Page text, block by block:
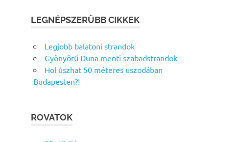
LEGNÉPSZERŰBB CIKKEK
Legjobb balatoni strandok
Gyönyörű Duna menti szabadstrandok
Hol úszhat 50 méteres uszodában
Budapesten?!
ROVATOK